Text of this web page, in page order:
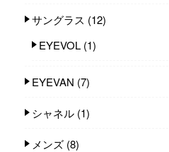
サングラス (12)
EYEVOL (1)
EYEVAN (7)
シャネル (1)
メンズ (8)